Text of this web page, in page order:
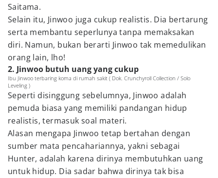
Saitama.
Selain itu, Jinwoo juga cukup realistis. Dia bertarung
serta membantu seperlunya tanpa memaksakan
diri. Namun, bukan berarti Jinwoo tak memedulikan
orang lain, lho!
2. Jinwoo butuh uang yang cukup
Ibu Jinwoo terbaring koma di rumah sakit ( Dok. Crunchyroll Collection / Solo
Leveling )
Seperti disinggung sebelumnya, Jinwoo adalah
pemuda biasa yang memiliki pandangan hidup
realistis, termasuk soal materi.
Alasan mengapa Jinwoo tetap bertahan dengan
sumber mata pencahariannya, yakni sebagai
Hunter, adalah karena dirinya membutuhkan uang
untuk hidup. Dia sadar bahwa dirinya tak bisa